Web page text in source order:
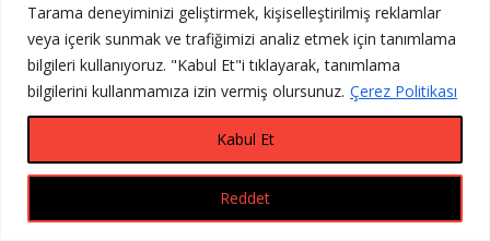
Tarama deneyiminizi geliştirmek, kişiselleştirilmiş reklamlar
veya içerik sunmak ve trafiğimizi analiz etmek için tanımlama
bilgileri kullanıyoruz. "Kabul Et"i tıklayarak, tanımlama
bilgilerini kullanmamıza izin vermiş olursunuz. Çerez Politikası
Reddet
Kabul Et